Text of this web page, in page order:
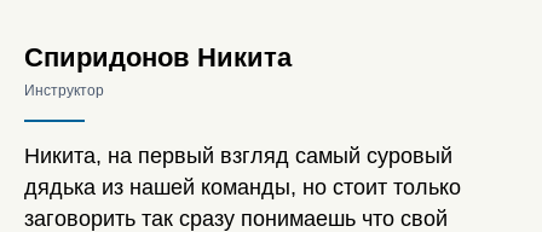
Спиридонов Никита
Инструктор
Никита, на первый взгляд самый суровый
дядька из нашей команды, но стоит только
заговорить так сразу понимаешь что свой